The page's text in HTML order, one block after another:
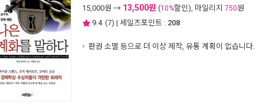
15,000원 → 13,500원 (10%할인), 마일리지 750원
9.4 (7) | 세일즈포인트 : 208
판권 소멸 등으로 더 이상 제작, 유통 계획이 없습니다.